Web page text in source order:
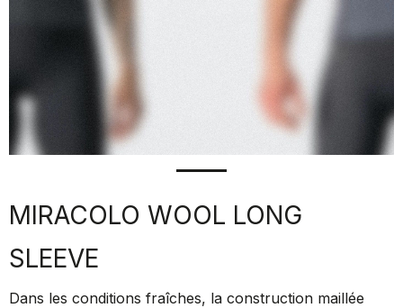
MIRACOLO WOOL LONG
SLEEVE
Dans les conditions fraîches, la construction maillée